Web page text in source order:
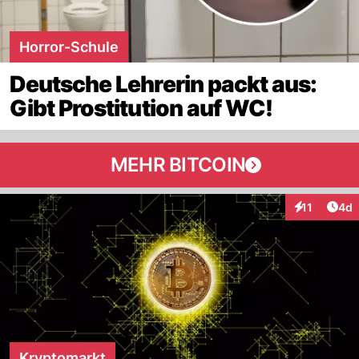
Horror-Schule
Deutsche Lehrerin packt aus:
Gibt Prostitution auf WC!
MEHR BITCOIN
11 4d